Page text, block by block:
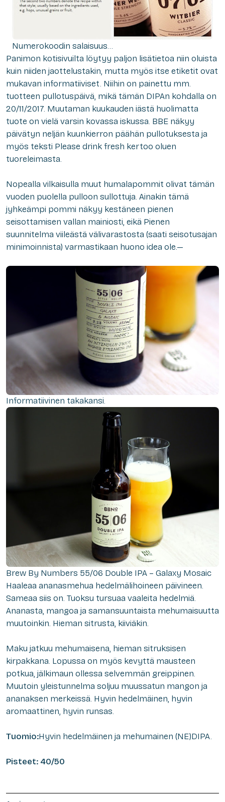
Numerokoodin salaisuus…
Panimon kotisivuilta löytyy paljon lisätietoa niin oluista
kuin niiden jaottelustakin, mutta myös itse etiketit ovat
mukavan informatiiviset. Niihin on painettu mm.
tuotteen pullotuspäivä, mikä tämän DIPAn kohdalla on
20/11/2017. Muutaman kuukauden iästä huolimatta
tuote on vielä varsin kovassa iskussa. BBE näkyy
päivätyn neljän kuunkierron päähän pullotuksesta ja
myös teksti Please drink fresh kertoo oluen
tuoreleimasta.
Nopealla vilkaisulla muut humalapommit olivat tämän
vuoden puolella pulloon sullottuja. Ainakin tämä
jyhkeämpi pommi näkyy kestäneen pienen
seisottamisen vallan mainiosti, eikä Pienen
suunnitelma viileästä välivarastosta (saati seisotusajan
minimoinnista) varmastikaan huono idea ole.—
Informatiivinen takakansi.
Brew By Numbers 55/06 Double IPA – Galaxy Mosaic
Haaleaa ananasmehua hedelmälihoineen päivineen.
Sameaa siis on. Tuoksu tursuaa vaaleita hedelmiä.
Ananasta, mangoa ja samansuuntaista mehumaisuutta
muutoinkin. Hieman sitrusta, kiiviäkin.
Maku jatkuu mehumaisena, hieman sitruksisen
kirpakkana. Lopussa on myös kevyttä mausteen
potkua, jälkimaun ollessa selvemmän greippinen.
Muutoin yleistunnelma soljuu muussatun mangon ja
ananaksen merkeissä. Hyvin hedelmäinen, hyvin
aromaattinen, hyvin runsas.
Tuomio:Hyvin hedelmäinen ja mehumainen (NE)DIPA.
Pisteet: 40/50